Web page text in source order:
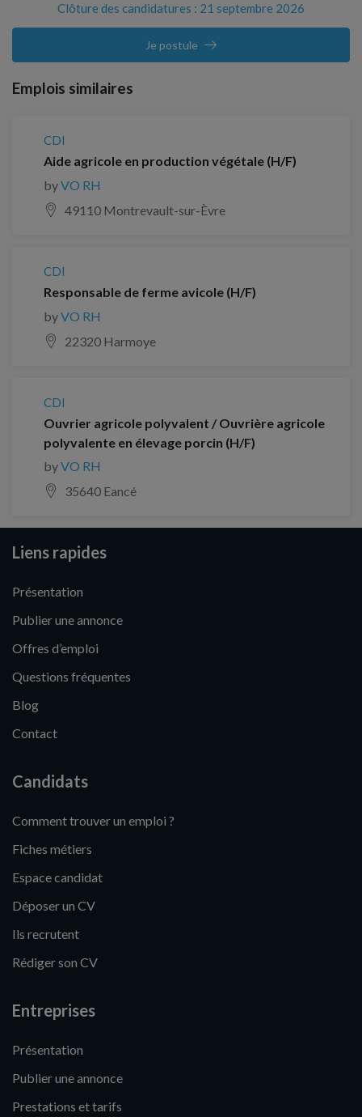
Clôture des candidatures : 21 septembre 2026
Je postule
Emplois similaires
CDI
Aide agricole en production végétale (H/F)
byVO RH
49110 Montrevault-sur-Èvre
CDI
Responsable de ferme avicole (H/F)
byVO RH
22320 Harmoye
CDI
Ouvrier agricole polyvalent / Ouvrière agricole
polyvalente en élevage porcin (H/F)
byVO RH
35640 Eancé
Liens rapides
Présentation
Publier une annonce
Offres d’emploi
Questions fréquentes
Blog
Contact
Candidats
Comment trouver un emploi ?
Fiches métiers
Espace candidat
Déposer un CV
Ils recrutent
Rédiger son CV
Entreprises
Présentation
Publier une annonce
Prestations et tarifs